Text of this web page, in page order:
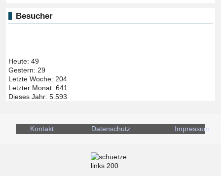
Besucher
Heute: 49
Gestern: 29
Letzte Woche: 204
Letzter Monat: 641
Dieses Jahr: 5.593
Kontakt Datenschutz Impressum